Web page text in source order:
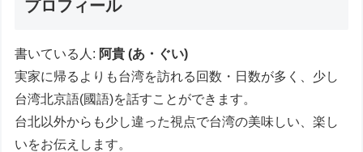
プロフィール
書いている人: 阿貴 (あ・ぐい)
実家に帰るよりも台湾を訪れる回数・日数が多く、少し
台湾北京語(國語)を話すことができます。
台北以外からも少し違った視点で台湾の美味しい、楽し
いをお伝えします。